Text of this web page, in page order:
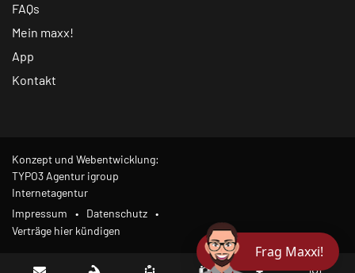
FAQs
Mein maxx!
App
Kontakt
Konzept und Webentwicklung:
TYPO3 Agentur igroup
Internetagentur
Impressum
Datenschutz
Verträge hier kündigen
Frag Maxxi!